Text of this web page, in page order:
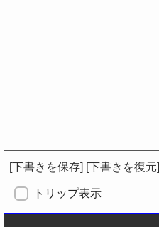
[下書きを保存] [下書きを復元]
トリップ表示